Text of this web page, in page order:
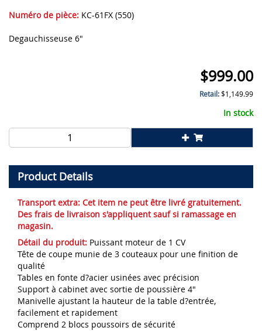
Numéro de pièce: KC-61FX (550)
Degauchisseuse 6"
$999.00
Retail:$1,149.99
In stock
Product Details
Transport extra: Cet item ne peut être livré gratuitement.
Des frais de livraison s'appliquent sauf si ramassage en
magasin.
Détail du produit: Puissant moteur de 1 CV
Tête de coupe munie de 3 couteaux pour une finition de
qualité
Tables en fonte d?acier usinées avec précision
Support à cabinet avec sortie de poussière 4"
Manivelle ajustant la hauteur de la table d?entrée,
facilement et rapidement
Comprend 2 blocs poussoirs de sécurité